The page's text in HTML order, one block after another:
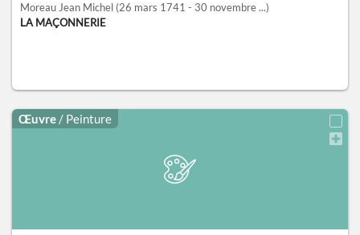
Moreau Jean Michel (26 mars 1741 - 30 novembre ...)
LA MAÇONNERIE
Œuvre / Peinture